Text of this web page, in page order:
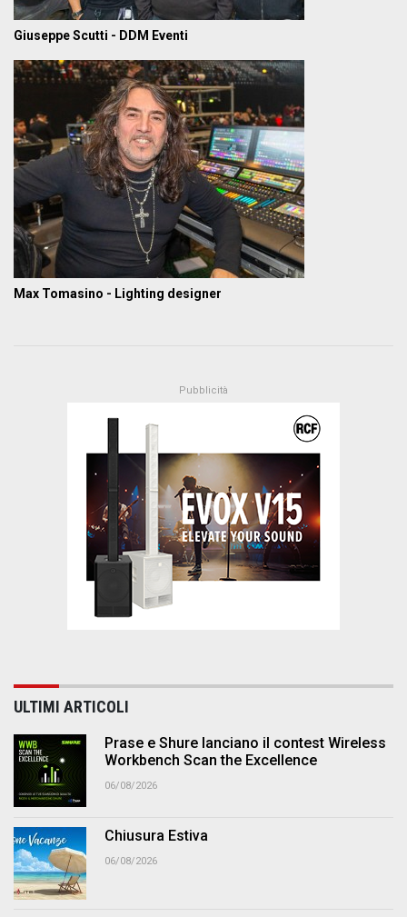
Giuseppe Scutti - DDM Eventi
Max Tomasino - Lighting designer
ULTIMI ARTICOLI
Prase e Shure lanciano il contest Wireless
Workbench Scan the Excellence
06/08/2026
Chiusura Estiva
06/08/2026